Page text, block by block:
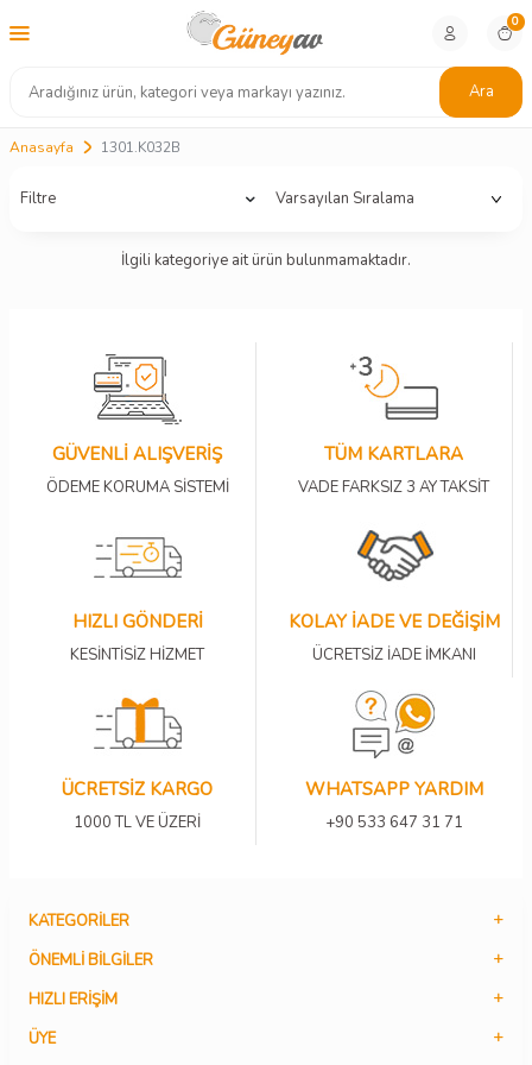
Ara
0
Anasayfa 1301.K032B
Filtre
İlgili kategoriye ait ürün bulunmamaktadır.
GÜVENLİ ALIŞVERİŞ
ÖDEME KORUMA SİSTEMİ
TÜM KARTLARA
VADE FARKSIZ 3 AY TAKSİT
HIZLI GÖNDERİ
KESİNTİSİZ HİZMET
KOLAY İADE VE DEĞİŞİM
ÜCRETSİZ İADE İMKANI
ÜCRETSİZ KARGO
1000 TL VE ÜZERİ
WHATSAPP YARDIM
+90 533 647 31 71
KATEGORILER
ÖNEMLI BILGILER
HIZLI ERIŞIM
ÜYE